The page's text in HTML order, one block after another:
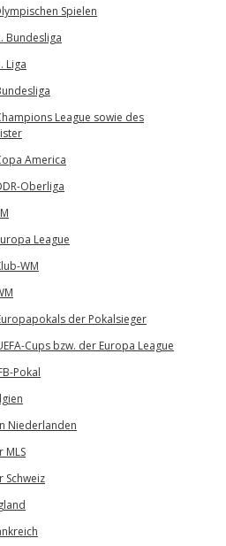
Spielen
Bundesliga
Liga
League sowie des
America
Oberliga
League
WM
der Pokalsieger
Cups bzw. der Europa League
Pokal
Niederlanden
MLS
Schweiz